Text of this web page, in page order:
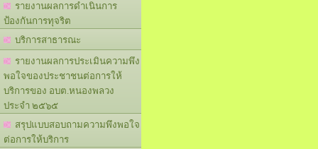
รายงานผลการดำเนินการ
ป้องกันการทุจริต
บริการสาธารณะ
รายงานผลการประเมินความพึง
พอใจของประชาชนต่อการให้
บริการของ อบต.หนองพลวง
ประจำ ๒๕๖๕
สรุปแบบสอบถามความพึงพอใจ
ต่อการให้บริการ